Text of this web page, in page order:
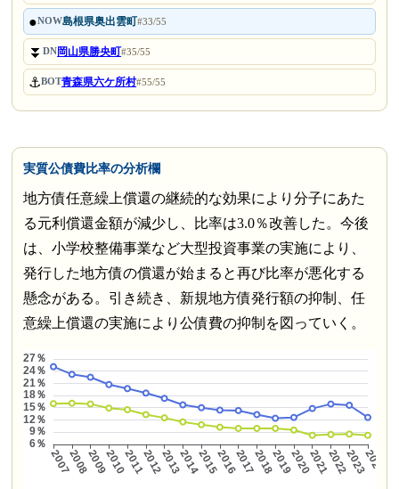
●NOW島根県奥出雲町#33/55
⏬DN岡山県勝央町#35/55
⚓BOT青森県六ケ所村#55/55
実質公債費比率の分析欄
地方債任意繰上償還の継続的な効果により分子にあた
る元利償還金額が減少し、比率は3.0％改善した。今後
は、小学校整備事業など大型投資事業の実施により、
発行した地方債の償還が始まると再び比率が悪化する
懸念がある。引き続き、新規地方債発行額の抑制、任
意繰上償還の実施により公債費の抑制を図っていく。